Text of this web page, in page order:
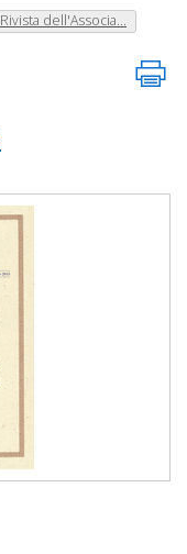
Rivista dell'Associa...